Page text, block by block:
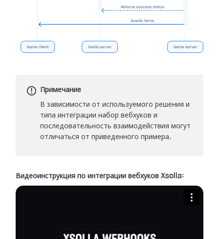
Примечание
В зависимости от используемого решения и
типа интеграции набор вебхуков и
последовательность взаимодействия могут
отличаться от приведенного примера.
Видеоинструкция по интеграции вебхуков Xsolla: